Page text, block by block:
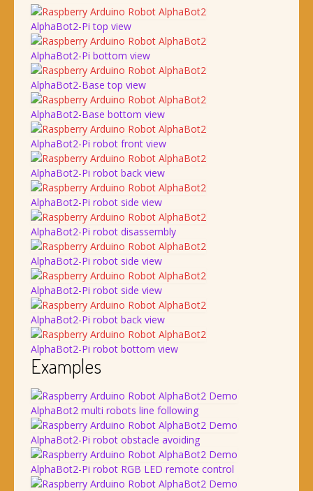
AlphaBot2-Pi top view
AlphaBot2-Pi bottom view
AlphaBot2-Base top view
AlphaBot2-Base bottom view
AlphaBot2-Pi robot front view
AlphaBot2-Pi robot back view
AlphaBot2-Pi robot side view
AlphaBot2-Pi robot disassembly
AlphaBot2-Pi robot side view
AlphaBot2-Pi robot side view
AlphaBot2-Pi robot back view
AlphaBot2-Pi robot bottom view
Examples
AlphaBot2 multi robots line following
AlphaBot2-Pi robot obstacle avoiding
AlphaBot2-Pi robot RGB LED remote control